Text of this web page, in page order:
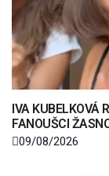
IVA KUBELKOVÁ
FANOUŠCI
09/08/2026